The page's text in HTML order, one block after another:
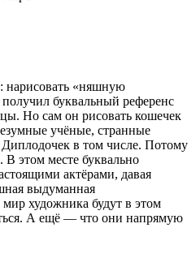
нарисовать «няшную
буквальный референс
Но сам он рисовать кошечек
учёные, странные
в том числе. Потому
этом месте буквально
актёрами, давая
выдуманная
художника будут в этом
А ещё — что они напрямую